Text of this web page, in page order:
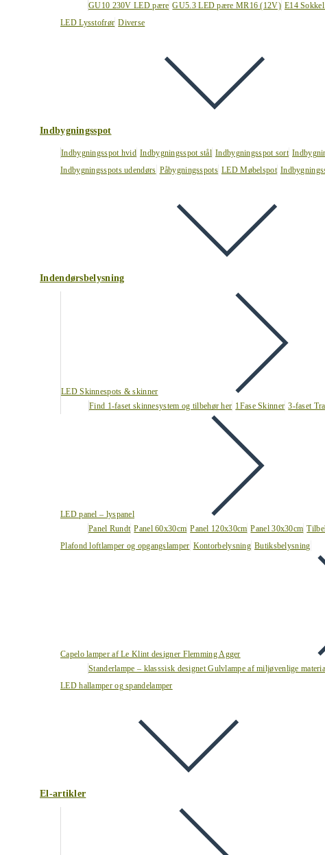
GU10 230V LED pære GU5.3 LED pære MR16 (12V) E14
LED Lysstofrør Diverse
Indbygningsspot
Indbygningsspot hvid Indbygningsspot stål Indbygningsspot sort
Indbygningsspots udendørs Påbygningsspots LED Møbelspot
Indendørsbelysning
LED Skinnespots & skinner
Find 1-faset skinnesystem og tilbehør her 1Fase Skinner 3-faset
LED panel – lyspanel
Panel Rundt Panel 60x30cm Panel 120x30cm Panel 30x30cm
Plafond loftlamper og opgangslamper Kontorbelysning Butiksbelysning
Capelo lamper af Le Klint designer Flemming Agger
Standerlampe – klasssisk designet Gulvlampe af miljøvenlige
LED hallamper og spandelamper
El-artikler